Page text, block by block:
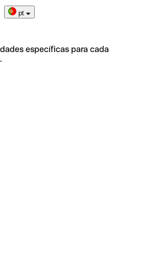
pt
específicas para cada